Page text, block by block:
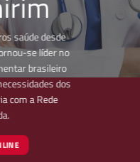
saúde desde
se líder no
brasileiro
dos
com a Rede